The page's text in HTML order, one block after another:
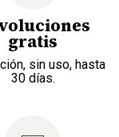
gratis
sin uso, hasta
30 días.